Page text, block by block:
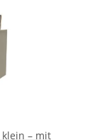
– mit